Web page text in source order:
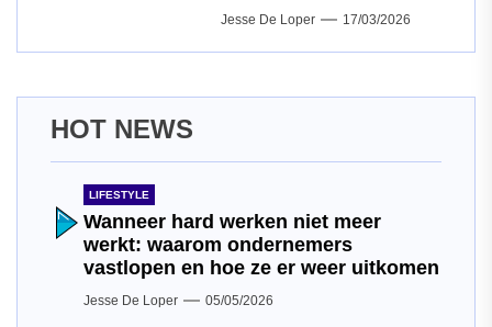
Jesse De Loper 17/03/2026
HOT NEWS
LIFESTYLE
Wanneer hard werken niet meer
werkt: waarom ondernemers
vastlopen en hoe ze er weer uitkomen
Jesse De Loper 05/05/2026